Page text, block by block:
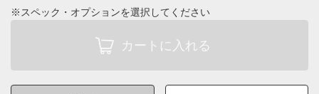
※スペック・オプションを選択してください